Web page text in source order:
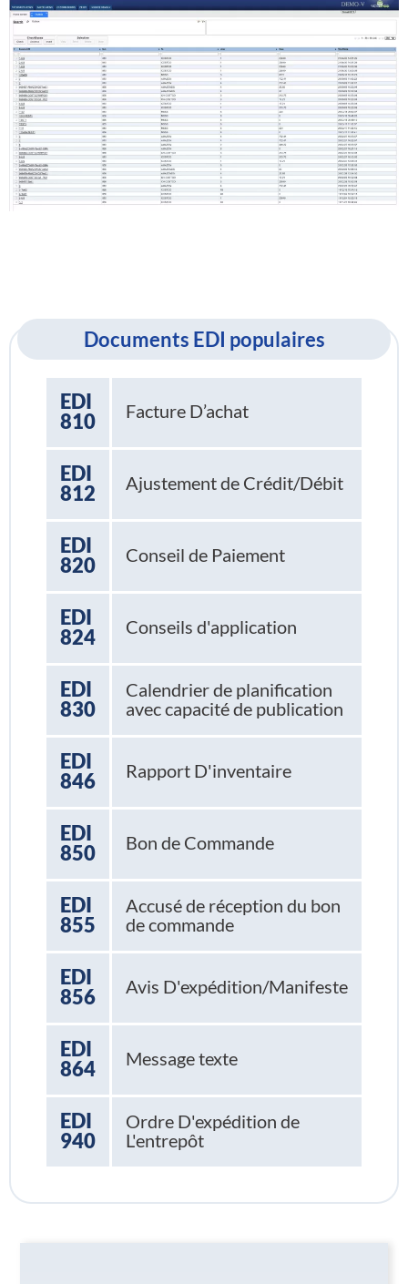
Documents EDI populaires
EDI
810
Facture D’achat
EDI
812
Ajustement de Crédit/Débit
EDI
820
Conseil de Paiement
EDI
824
Conseils d'application
EDI
830
Calendrier de planification
avec capacité de publication
EDI
846
Rapport D'inventaire
EDI
850
Bon de Commande
EDI
855
Accusé de réception du bon
de commande
EDI
856
Avis D'expédition/Manifeste
EDI
864
Message texte
EDI
940
Ordre D'expédition de
L'entrepôt